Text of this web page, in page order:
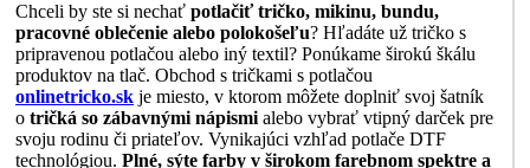
Chceli by ste si nechať potlačiť tričko, mikinu, bundu,
pracovné oblečenie alebo polokošeľu? Hľadáte už tričko s
pripravenou potlačou alebo iný textil? Ponúkame širokú škálu
produktov na tlač. Obchod s tričkami s potlačou
onlinetricko.sk je miesto, v ktorom môžete doplniť svoj šatník
o tričká so zábavnými nápismi alebo vybrať vtipný darček pre
svoju rodinu či priateľov. Vynikajúci vzhľad potlače DTF
technológiou. Plné, sýte farby v širokom farebnom spektre a